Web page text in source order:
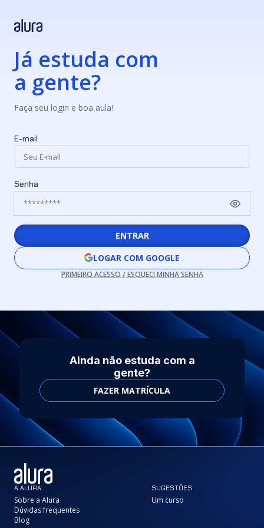
Já estuda com
a gente?
Faça seu login e boa aula!
E-mail
Senha
ENTRAR
LOGAR COM GOOGLE
PRIMEIRO ACESSO / ESQUECI MINHA SENHA
Ainda não estuda com a
gente?
FAZER MATRÍCULA
A ALURA
Sobre a Alura
Dúvidas frequentes
Blog
SUGESTÕES
Um curso